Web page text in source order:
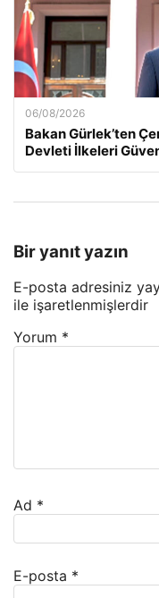
06/08/2026
Bakan Gürlek’ten
Devleti İlkeleri
Bir yanıt yazın
E-posta adresiniz
ile işaretlenmişlerdir
Yorum *
Ad *
E-posta *